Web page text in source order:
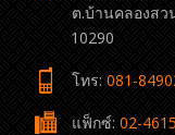
ต.บ้านคลองสว
10290
โทร: 081-
แฟ็กซ์: 02-